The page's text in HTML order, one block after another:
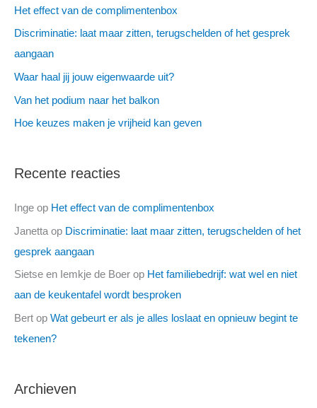
n
a
Het effect van de complimentenbox
Discriminatie: laat maar zitten, terugschelden of het gesprek
aangaan
Waar haal jij jouw eigenwaarde uit?
Van het podium naar het balkon
Hoe keuzes maken je vrijheid kan geven
Recente reacties
Inge op Het effect van de complimentenbox
Janetta op Discriminatie: laat maar zitten, terugschelden of het
gesprek aangaan
Sietse en Iemkje de Boer op Het familiebedrijf: wat wel en niet
aan de keukentafel wordt besproken
Bert op Wat gebeurt er als je alles loslaat en opnieuw begint te
tekenen?
Archieven